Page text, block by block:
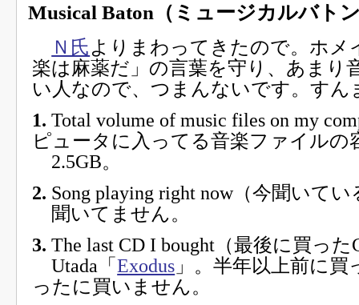
Musical Baton（ミュージカルバト
Ｎ氏よりまわってきたので。ホメ
楽は麻薬だ」の言葉を守り、あまり
い人なので、つまんないです。すん
1. Total volume of music files on my
ピュータに入ってる音楽ファイルの
2.5GB。
2. Song playing right now（今聞いてい
聞いてません。
3. The last CD I bought（最後に買った
Utada「Exodus 」。半年以上前に
ったに買いません。